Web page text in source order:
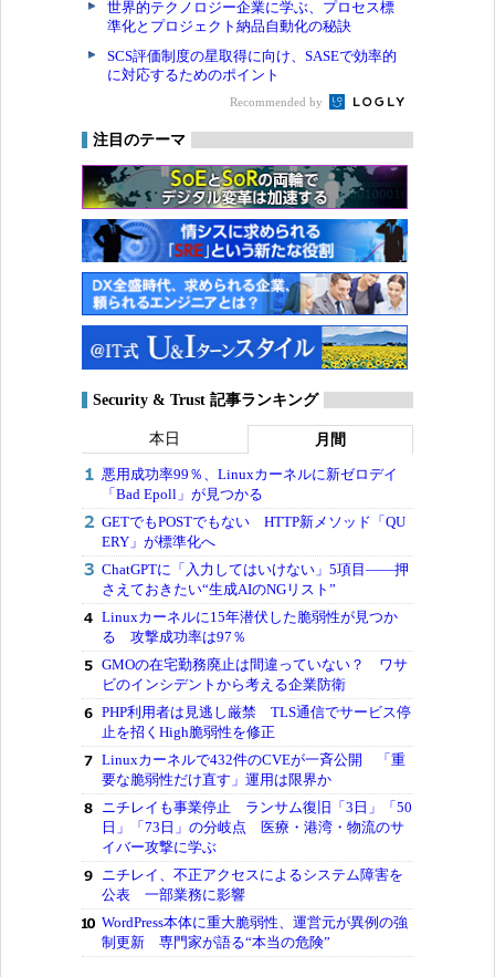
世界的テクノロジー企業に学ぶ、プロセス標
準化とプロジェクト納品自動化の秘訣
SCS評価制度の星取得に向け、SASEで効率的
に対応するためのポイント
Recommended by
注目のテーマ
Security & Trust 記事ランキング
本日 月間
悪用成功率99％、Linuxカーネルに新ゼロデイ
「Bad Epoll」が見つかる
GETでもPOSTでもない HTTP新メソッド「QU
ERY」が標準化へ
ChatGPTに「入力してはいけない」5項目――押
さえておきたい“生成AIのNGリスト”
Linuxカーネルに15年潜伏した脆弱性が見つか
る 攻撃成功率は97％
GMOの在宅勤務廃止は間違っていない？ ワサ
ビのインシデントから考える企業防衛
PHP利用者は見逃し厳禁 TLS通信でサービス停
止を招くHigh脆弱性を修正
Linuxカーネルで432件のCVEが一斉公開 「重
要な脆弱性だけ直す」運用は限界か
ニチレイも事業停止 ランサム復旧「3日」「50
日」「73日」の分岐点 医療・港湾・物流のサ
イバー攻撃に学ぶ
ニチレイ、不正アクセスによるシステム障害を
公表 一部業務に影響
WordPress本体に重大脆弱性、運営元が異例の強
制更新 専門家が語る“本当の危険”